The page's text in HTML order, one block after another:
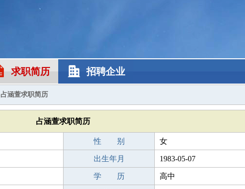
求职简历 招聘企业
占涵萱求职简历
占涵萱求职简历
性 别 女
出生年月 1983-05-07
学 历 高中